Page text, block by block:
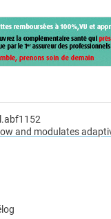
and modulates